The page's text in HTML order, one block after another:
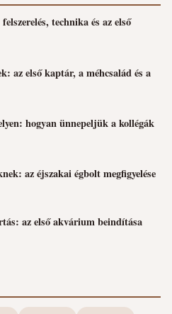
technika és az első
az első kaptár, a méhcsalád és a
hogyan ünnepeljük a kollégák
az éjszakai égbolt megfigyelése
az első akvárium beindítása